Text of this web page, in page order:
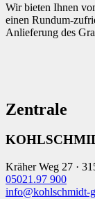
Wir bieten Ihnen
einen Rundum-
Anlieferung des
Zentrale
Kräher Weg 27 ·
05021.97 900
info@kohlschmidt-